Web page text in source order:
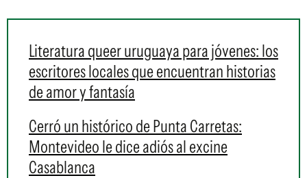
Literatura queer uruguaya para jóvenes: los
escritores locales que encuentran historias
de amor y fantasía
Cerró un histórico de Punta Carretas:
Montevideo le dice adiós al excine
Casablanca